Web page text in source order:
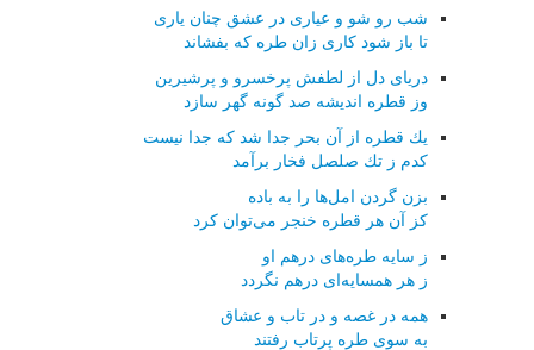
شب رو شو و عیاری در عشق چنان یاری
تا باز شود كاری زان طره كه بفشاند
دریای دل از لطفش پرخسرو و پرشیرین
وز قطره اندیشه صد گونه گهر سازد
یك قطره از آن بحر جدا شد كه جدا نیست
كدم ز تك صلصل فخار برآمد
بزن گردن امل‌ها را به باده
كز آن هر قطره خنجر می‌توان كرد
ز سایه طره‌های درهم او
ز هر همسایه‌ای درهم نگردد
همه در غصه و در تاب و عشاق
به سوی طره پرتاب رفتند